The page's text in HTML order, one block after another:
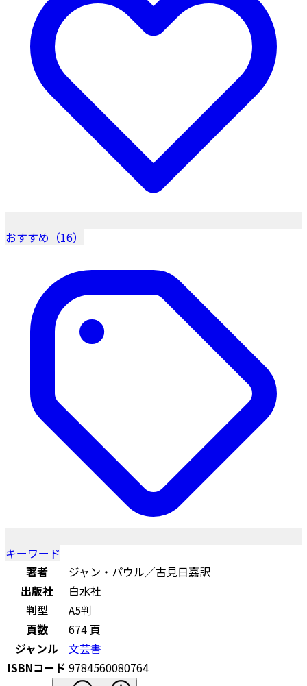
おすすめ（16）
キーワード
著者
ジャン・パウル／古見日嘉訳
出版社
白水社
判型
A5判
頁数
674 頁
ジャンル
文芸書
ISBNコード 9784560080764